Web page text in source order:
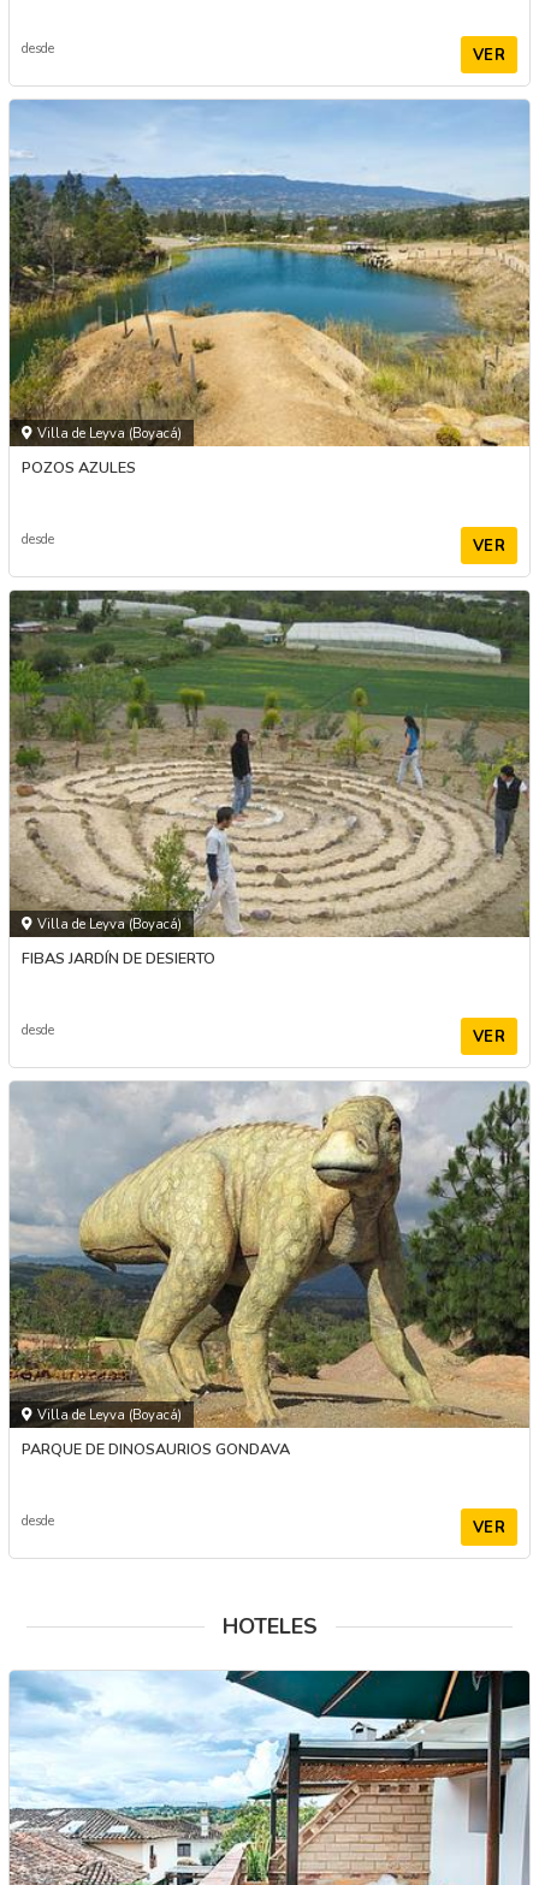
desde VER
Villa de Leyva (Boyacá)
POZOS AZULES
desde VER
Villa de Leyva (Boyacá)
FIBAS JARDÍN DE DESIERTO
desde VER
Villa de Leyva (Boyacá)
PARQUE DE DINOSAURIOS GONDAVA
desde VER
HOTELES